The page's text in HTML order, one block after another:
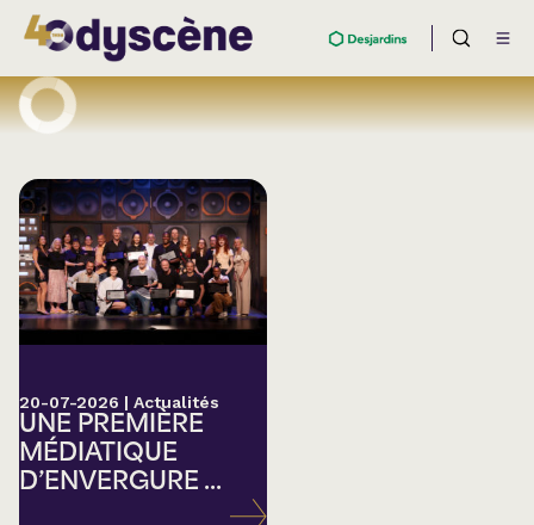
20-07-2026 | Actualités
UNE PREMIÈRE
MÉDIATIQUE
D’ENVERGURE ...